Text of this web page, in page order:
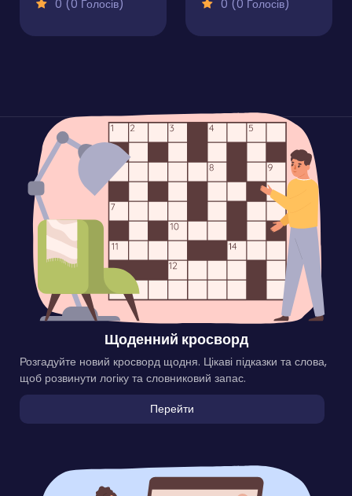
0 (0 Голосів) 0 (0 Голосів)
Щоденний кросворд
Розгадуйте новий кросворд щодня. Цікаві підказки та слова,
щоб розвинути логіку та словниковий запас.
Перейти